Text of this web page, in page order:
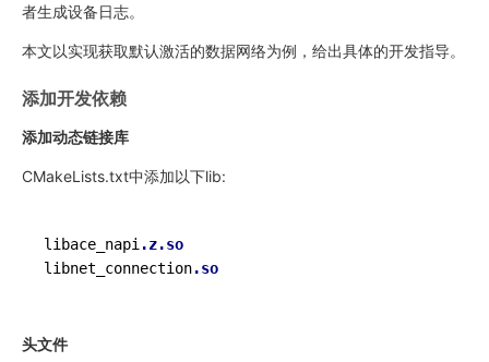
者生成设备日志。
本文以实现获取默认激活的数据网络为例，给出具体的开发指导。
添加开发依赖
添加动态链接库
CMakeLists.txt中添加以下lib:
libace_napi .z.so
libnet_connection.so
头文件